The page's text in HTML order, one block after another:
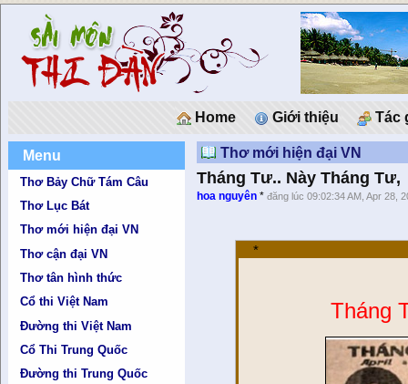
Home Giới thiệu Tác
Menu
Thơ Bảy Chữ Tám Câu
Thơ Lục Bát
Thơ mới hiện đại VN
Thơ cận đại VN
Thơ tân hình thức
Cổ thi Việt Nam
Đường thi Việt Nam
Cổ Thi Trung Quốc
Đường thi Trung Quốc
Thơ mới hiện đại VN
Tháng Tư.. Này Tháng Tư,
hoa nguyên *đăng lúc 09:02:34 AM, Apr 28,
*
Tháng